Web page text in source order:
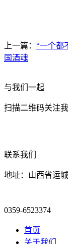
上一篇： “一个都
国酒魂
与我们一起
扫描二维码关注我
联系我们
地址：山西省运
0359-6523374
首页
关于我们